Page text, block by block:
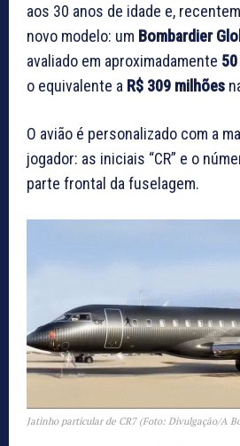
aos 30 anos de idade e,
novo modelo: um Bombardier
avaliado em aproximadamente
o equivalente a R$ 309 milhões
O avião é personalizado com a
jogador: as iniciais “CR” e o
parte frontal da fuselagem.
Jatinho particular de CR7 (Foto: Divulgação/A